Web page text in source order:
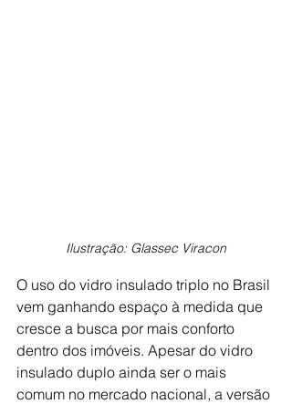
Ilustração: Glassec Viracon
O uso do vidro insulado triplo no Brasil
vem ganhando espaço à medida que
cresce a busca por mais conforto
dentro dos imóveis. Apesar do vidro
insulado duplo ainda ser o mais
comum no mercado nacional, a versão